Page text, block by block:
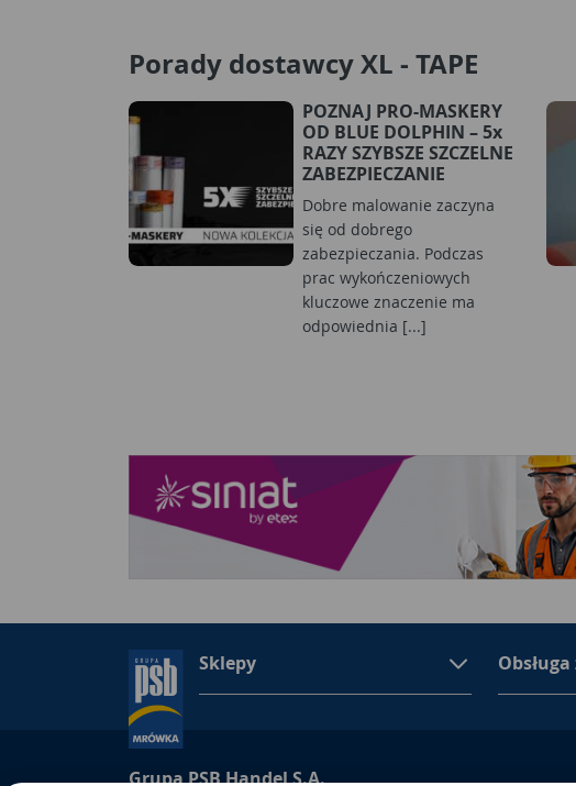
Porady dostawcy XL - TAPE
POZNAJ PRO-MASKERY
OD BLUE DOLPHIN – 5x
RAZY SZYBSZE SZCZELNE
ZABEZPIECZANIE
Dobre malowanie zaczyna
się od dobrego
zabezpieczania. Podczas
prac wykończeniowych
kluczowe znaczenie ma
odpowiednia [...]
Sklepy
Grupa PSB Handel S.A.